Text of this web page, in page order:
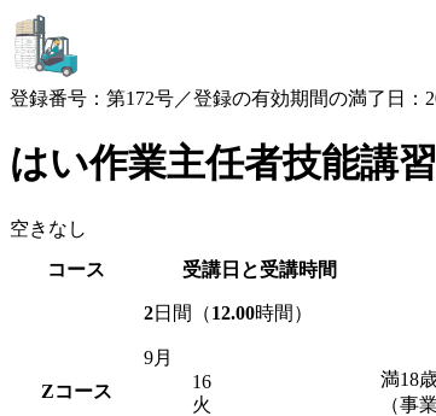
登録番号：第172号／登録の有効期間の満了日：
はい作業主任者技能講習
空きなし
コース
受講日と受講時間
Zコース
2日間（12.00時間）
9月
16
火
満18
（事